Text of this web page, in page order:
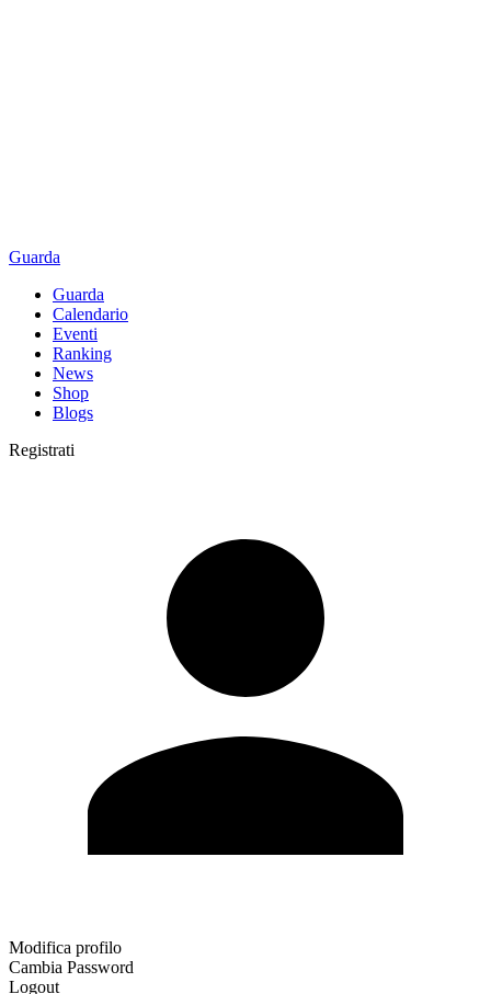
Guarda
Guarda
Calendario
Eventi
Ranking
News
Shop
Blogs
Registrati
Modifica profilo
Cambia Password
Logout